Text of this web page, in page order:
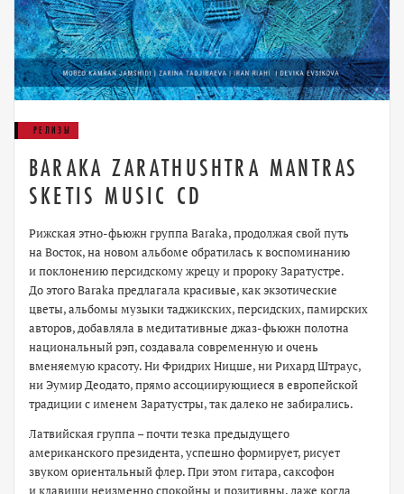
РЕЛИЗЫ
BARAKA ZARATHUSHTRA MANTRAS
SKETIS MUSIC CD
Рижская этно-фьюжн группа Baraka, продолжая свой путь
на Восток, на новом альбоме обратилась к воспоминанию
и поклонению персидскому жрецу и пророку Заратустре.
До этого Baraka предлагала красивые, как экзотические
цветы, альбомы музыки таджикских, персидских, памирских
авторов, добавляла в медитативные джаз-фьюжн полотна
национальный рэп, создавала современную и очень
вменяемую красоту. Ни Фридрих Ницше, ни Рихард Штраус,
ни Эумир Деодато, прямо ассоциирующиеся в европейской
традиции с именем Заратустры, так далеко не забирались.
Латвийская группа – почти тезка предыдущего
американского президента, успешно формирует, рисует
звуком ориентальный флер. При этом гитара, саксофон